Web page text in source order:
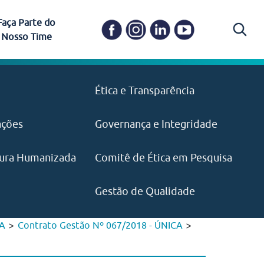
Ética e Transparência
Governança e Integridade
Humanizada Comitê de Ética em Pesquisa
Gestão de Qualidade
Carapicuíba
pelo CEJAM e(11) 97646‑2537
Parte do
Nosso Time
visão e valores?
> Contrato Gestão Nº 067/2018 - ÚNICA>